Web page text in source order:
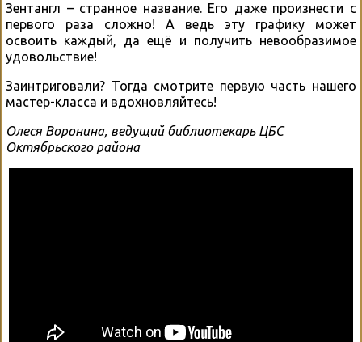
Зентангл – странное название. Его даже произнести с
первого раза сложно! А ведь эту графику может
освоить каждый, да ещё и получить невообразимое
удовольствие!
Заинтриговали? Тогда смотрите первую часть нашего
мастер-класса и вдохновляйтесь!
Олеся Воронина, ведущий библиотекарь ЦБС
Октябрьского района